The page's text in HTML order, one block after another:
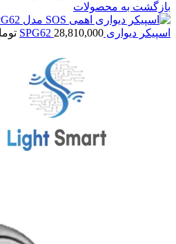
بازگشت به محصولات
اسپیکر دیواری SPG62 28,810,000